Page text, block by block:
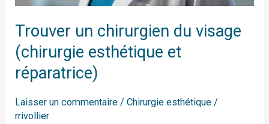
Trouver un chirurgien du visage
(chirurgie esthétique et
réparatrice)
Laisser un commentaire /Chirurgie esthétique /
rrivollier